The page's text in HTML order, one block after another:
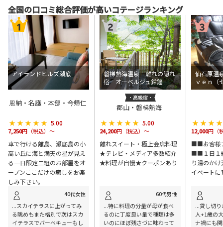
全国の口コミ総合評価が高いコテージランキング
アイランドヒルズ瀬底
恩納・名護・本部・今帰仁
★★★★★
★★★★★ 5.00
7,250円（税込）～
車で行ける離島、瀬底島の小
高い丘に海と満天の星が見え
る一日限定二組のお部屋をオ
ープンここだけの癒しをお楽
しみ下さい。
40代女性
...スカイテラスに上がってみ
る眺めもまた格別で次はスカ
イテラスでバーベキューもし
磐梯熱海温泉 離れの隠れ
宿 オーベルジュ鈴鐘
郡山・磐梯熱海
★★★★★
★★★★★ 5.00
24,200円（税込）～
離れスイート・極上会席料理
★テレビ・メディア多数紹介
★料理が自慢★クーポンあり
60代男性
...特に料理の分量が母が食べ
るのに丁度良い量で種類は多
いのにほぼ残さづに味わって
仙石原
ｖｅｎ（
12,000円（
■■お客様
■■１日１
り湯のか
イベート
...貸し切
人+1歳の
ナ禍にも